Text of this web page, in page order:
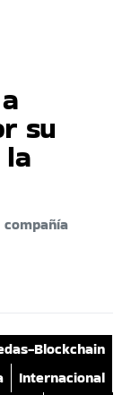
su
Blockchain
Internacional